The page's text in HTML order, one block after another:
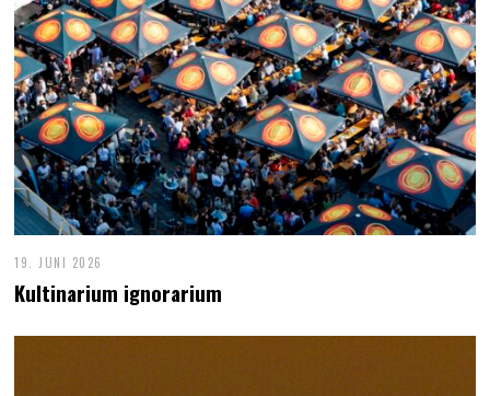
19. JUNI 2026
Kultinarium ignorarium